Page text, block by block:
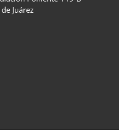
Juárez